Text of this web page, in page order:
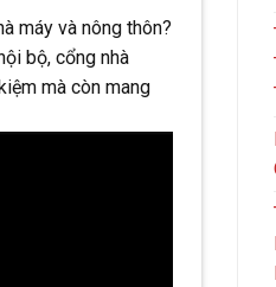
máy và nông thôn?
bộ, cổng nhà
mà còn mang